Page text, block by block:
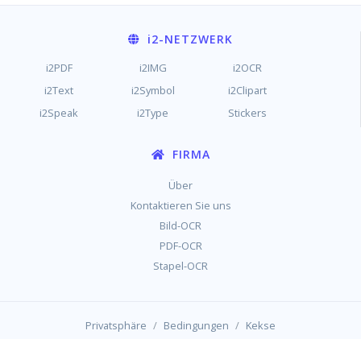
i2-NETZWERK
i2PDF i2IMG
i2OCR
i2Text
i2Symbol
i2Clipart
i2Speak
i2Type Stickers
FIRMA
Über
Kontaktieren Sie uns
Bild-OCR
PDF-OCR
Stapel-OCR
Privatsphäre / Bedingungen / Kekse